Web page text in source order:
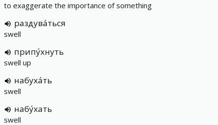
to exaggerate the importance of something
раздува́ться
swell
припу́хнуть
swell up
набуха́ть
swell
набу́хать
swell